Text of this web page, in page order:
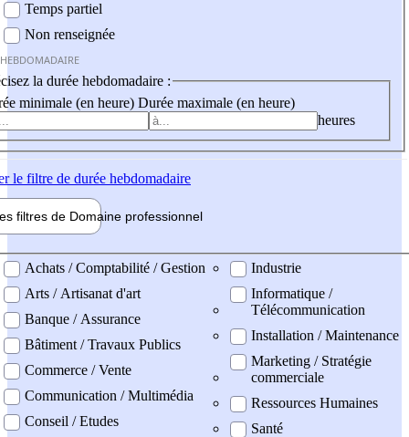
Temps partiel
Non renseignée
la durée hebdomadaire :
minimale (en heure) Durée maximale (en heure)
heures
le filtre de durée hebdomadaire
filtres de Domaine professionnel
professionel
Achats / Comptabilité / Gestion
Arts / Artisanat d'art
Banque / Assurance
Bâtiment / Travaux Publics
Commerce / Vente
Communication / Multimédia
Conseil / Etudes
Industrie
Informatique /
Télécommunication
Installation / Maintenance
Marketing / Stratégie
commerciale
Ressources Humaines
Santé